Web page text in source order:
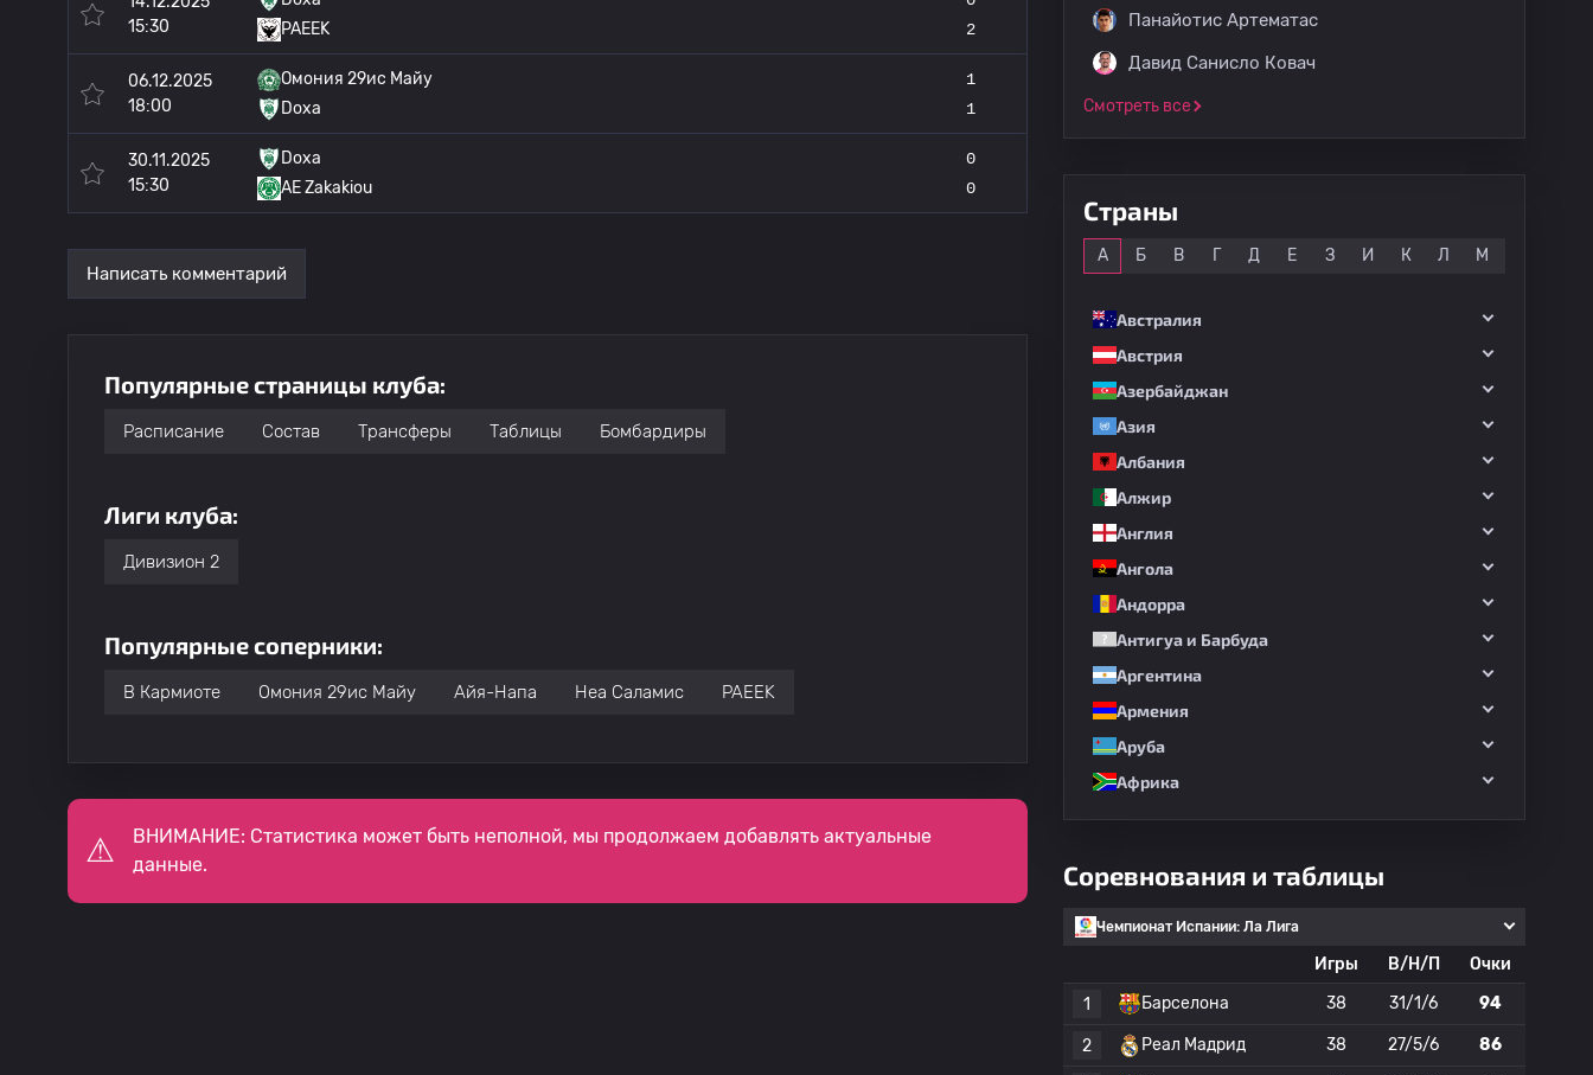
15:30
PAEEK
2
06.12.2025
18:00
Омония 29ис Майу
Doxa
1
1
30.11.2025
15:30
Doxa
AE Zakakiou
0
0
Написать комментарий
Популярные страницы клуба:
Расписание Состав Трансферы Таблицы Бомбардиры
Лиги клуба:
Дивизион 2
Популярные соперники:
В Кармиоте Омония 29ис Майу Айя-Напа Неа Саламис PAEEK
ВНИМАНИЕ: Статистика может быть неполной, мы продолжаем добавлять актуальные
данные.
Панайотис Артематас
Давид Санисло Ковач
Смотреть все
Страны
А Б В Г Д Е З И К Л М
Австралия
Австрия
Азербайджан
Азия
Албания
Алжир
Англия
Ангола
Андорра
Антигуа и Барбуда
Аргентина
Армения
Аруба
Африка
Соревнования и таблицы
Чемпионат Испании: Ла Лига
Игры В/Н/П
Очки
1
Барселона 38 31/1/6 94
2 Реал Мадрид 38 27/5/6 86